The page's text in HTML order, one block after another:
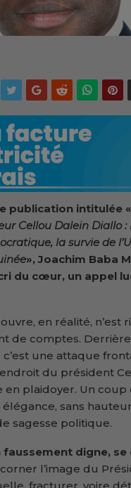
publication intitulée «
Cellou Dalein Diallo :
la survie de
», Joachim Baba
du cœur, un appel
en réalité, n’est
de comptes. Derrière
une attaque
du président
en plaidoyer. Un coup
sans
sagesse politique.
digne, se
l’image du